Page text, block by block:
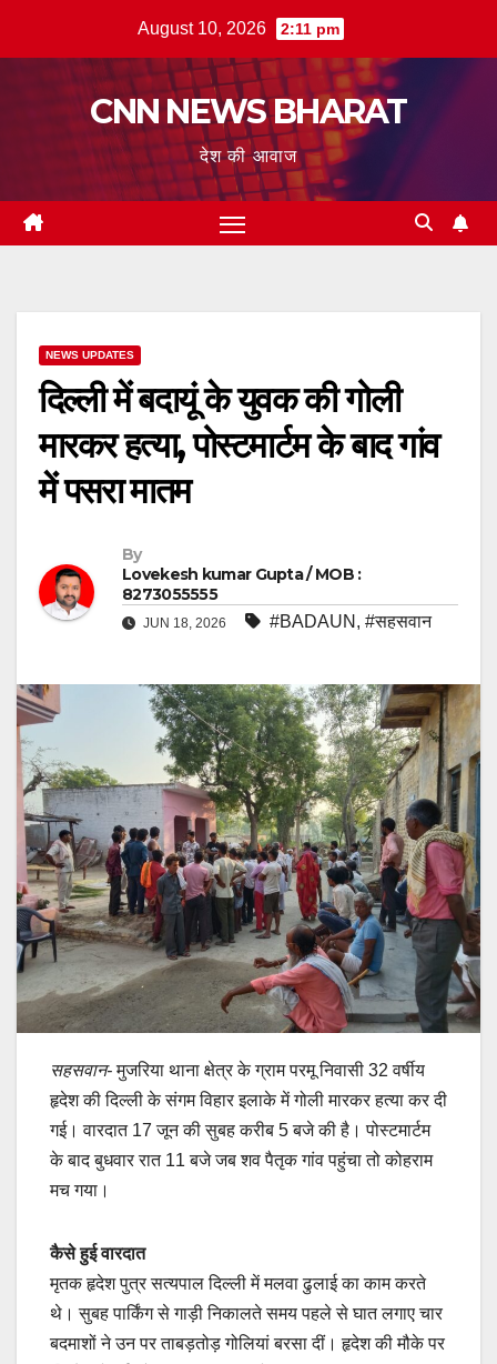
August 10, 2026 2:11 pm
CNN NEWS BHARAT
देश की आवाज
NEWS UPDATES
दिल्ली में बदायूं के युवक की गोली
मारकर हत्या, पोस्टमार्टम के बाद गांव
में पसरा मातम
By
Lovekesh kumar Gupta / MOB :
8273055555
JUN 18, 2026 #BADAUN , #सहसवान
सहसवान-मुजरिया थाना क्षेत्र के ग्राम परमू निवासी 32 वर्षीय
हृदेश की दिल्ली के संगम विहार इलाके में गोली मारकर हत्या कर दी
गई। वारदात 17 जून की सुबह करीब 5 बजे की है। पोस्टमार्टम
के बाद बुधवार रात 11 बजे जब शव पैतृक गांव पहुंचा तो कोहराम
मच गया।
कैसे हुई वारदात
मृतक हृदेश पुत्र सत्यपाल दिल्ली में मलवा ढुलाई का काम करते
थे। सुबह पार्किंग से गाड़ी निकालते समय पहले से घात लगाए चार
बदमाशों ने उन पर ताबड़तोड़ गोलियां बरसा दीं। हृदेश की मौके पर